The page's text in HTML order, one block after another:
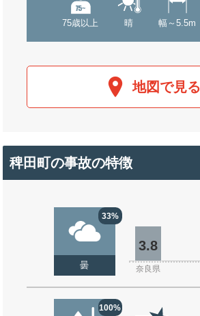
75歳以上 晴 幅～5.5m
地図で見る
稗田町の事故の特徴
33%
曇
3.8
奈良県
100%